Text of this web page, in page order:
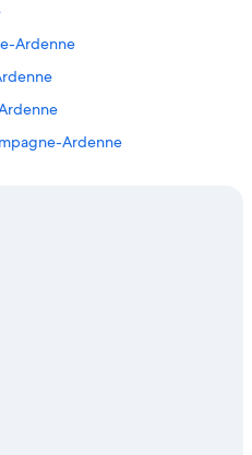
Ardenne
Ardenne
en-Champagne